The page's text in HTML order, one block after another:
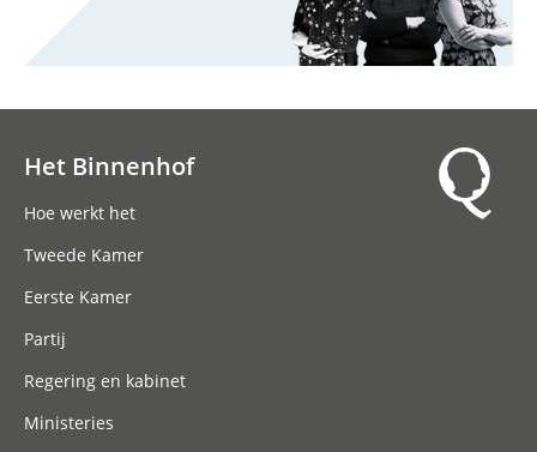
Het Binnenhof
Hoe werkt het
Tweede Kamer
Eerste Kamer
Partij
Regering en kabinet
Ministeries